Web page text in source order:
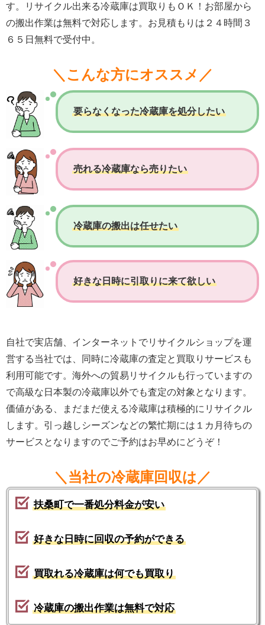
す。リサイクル出来る冷蔵庫は買取りもＯＫ！お部屋から
の搬出作業は無料で対応します。お見積もりは２４時間３
６５日無料で受付中。
＼こんな方にオススメ／
要らなくなった冷蔵庫を処分したい
売れる冷蔵庫なら売りたい
冷蔵庫の搬出は任せたい
好きな日時に引取りに来て欲しい
自社で実店舗、インターネットでリサイクルショップを運
営する当社では、同時に冷蔵庫の査定と買取りサービスも
利用可能です。海外への貿易リサイクルも行っていますの
で高級な日本製の冷蔵庫以外でも査定の対象となります。
価値がある、まだまだ使える冷蔵庫は積極的にリサイクル
します。引っ越しシーズンなどの繁忙期には１カ月待ちの
サービスとなりますのでご予約はお早めにどうぞ！
＼当社の冷蔵庫回収は／
扶桑町で一番処分料金が安い
好きな日時に回収の予約ができる
買取れる冷蔵庫は何でも買取り
冷蔵庫の搬出作業は無料で対応